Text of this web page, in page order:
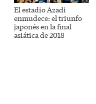
El estadio Azadi
enmudece: el triunfo
japonés en la final
asiática de 2018